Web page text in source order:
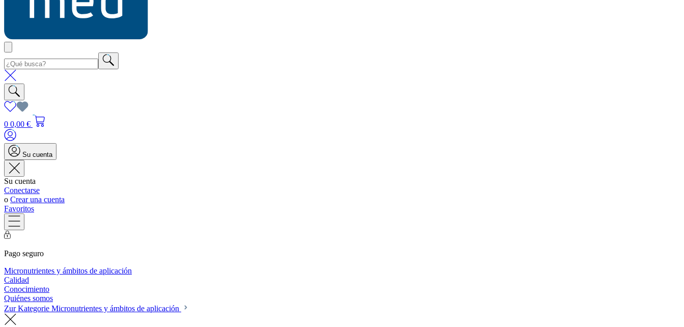
0 0,00 €
Su cuenta
Su cuenta
Conectarse
o Crear una cuenta
Favoritos
Pago seguro
Micronutrientes y ámbitos de aplicación
Calidad
Conocimiento
Quiénes somos
Zur Kategorie Micronutrientes y ámbitos de aplicación